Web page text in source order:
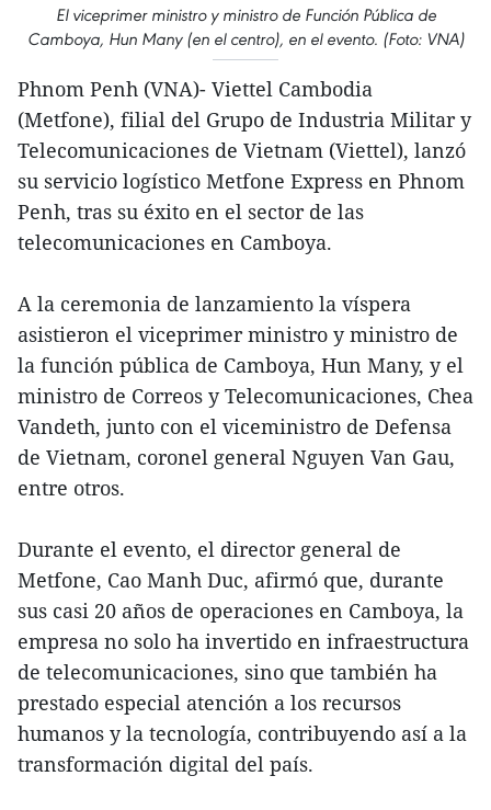
El viceprimer ministro y ministro de Función Pública de
Camboya, Hun Many (en el centro), en el evento. (Foto: VNA)
Phnom Penh (VNA)- Viettel Cambodia
(Metfone), filial del Grupo de Industria Militar y
Telecomunicaciones de Vietnam (Viettel), lanzó
su servicio logístico Metfone Express en Phnom
Penh, tras su éxito en el sector de las
telecomunicaciones en Camboya.
A la ceremonia de lanzamiento la víspera
asistieron el viceprimer ministro y ministro de
la función pública de Camboya, Hun Many, y el
ministro de Correos y Telecomunicaciones, Chea
Vandeth, junto con el viceministro de Defensa
de Vietnam, coronel general Nguyen Van Gau,
entre otros.
Durante el evento, el director general de
Metfone, Cao Manh Duc, afirmó que, durante
sus casi 20 años de operaciones en Camboya, la
empresa no solo ha invertido en infraestructura
de telecomunicaciones, sino que también ha
prestado especial atención a los recursos
humanos y la tecnología, contribuyendo así a la
transformación digital del país.